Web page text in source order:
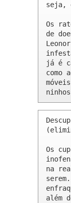
seja,
Os
de
já é
como
Os
na
além